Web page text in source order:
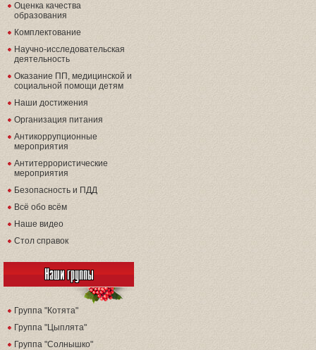
Оценка качества
образования
Комплектование
Научно-исследовательская
деятельность
Оказание ПП, медицинской и
социальной помощи детям
Наши достижения
Организация питания
Антикоррупционные
мероприятия
Антитеррористические
мероприятия
Безопасность и ПДД
Всё обо всём
Наше видео
Стол справок
Наши группы
Группа "Котята"
Группа "Цыплята"
Группа "Солнышко"